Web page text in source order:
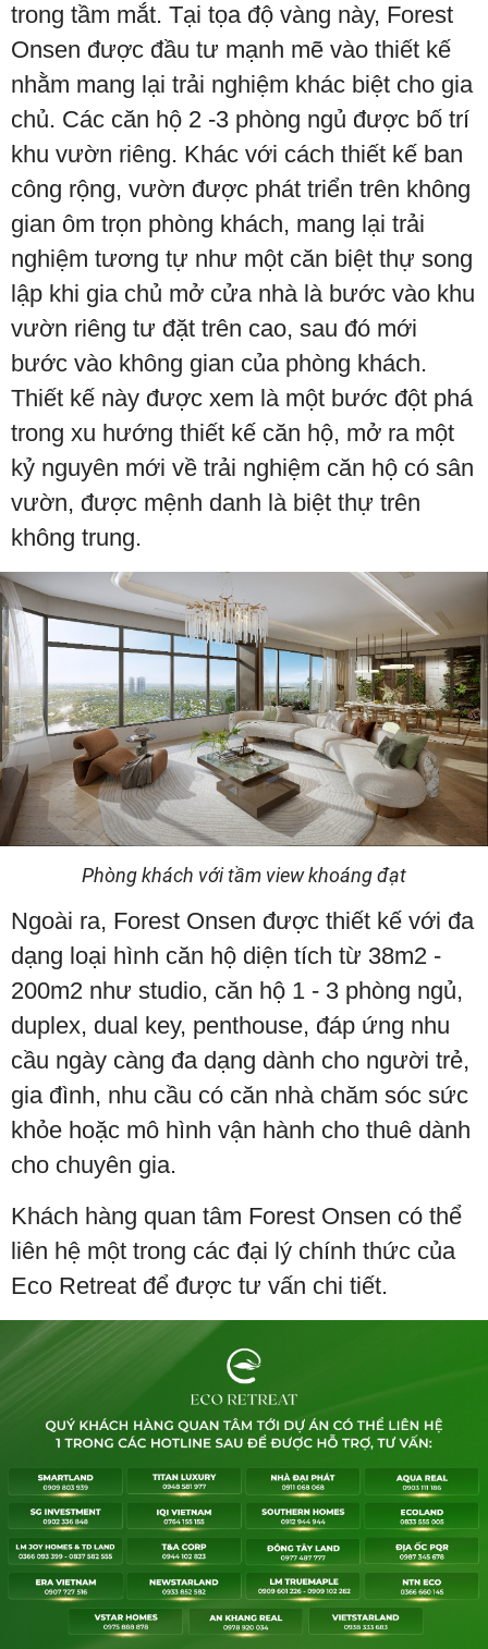
trong tầm mắt. Tại tọa độ vàng này, Forest
Onsen được đầu tư mạnh mẽ vào thiết kế
nhằm mang lại trải nghiệm khác biệt cho gia
chủ. Các căn hộ 2 -3 phòng ngủ được bố trí
khu vườn riêng. Khác với cách thiết kế ban
công rộng, vườn được phát triển trên không
gian ôm trọn phòng khách, mang lại trải
nghiệm tương tự như một căn biệt thự song
lập khi gia chủ mở cửa nhà là bước vào khu
vườn riêng tư đặt trên cao, sau đó mới
bước vào không gian của phòng khách.
Thiết kế này được xem là một bước đột phá
trong xu hướng thiết kế căn hộ, mở ra một
kỷ nguyên mới về trải nghiệm căn hộ có sân
vườn, được mệnh danh là biệt thự trên
không trung.
Phòng khách với tầm view khoáng đạt
Ngoài ra, Forest Onsen được thiết kế với đa
dạng loại hình căn hộ diện tích từ 38m2 -
200m2 như studio, căn hộ 1 - 3 phòng ngủ,
duplex, dual key, penthouse, đáp ứng nhu
cầu ngày càng đa dạng dành cho người trẻ,
gia đình, nhu cầu có căn nhà chăm sóc sức
khỏe hoặc mô hình vận hành cho thuê dành
cho chuyên gia.
Khách hàng quan tâm Forest Onsen có thể
liên hệ một trong các đại lý chính thức của
Eco Retreat để được tư vấn chi tiết.